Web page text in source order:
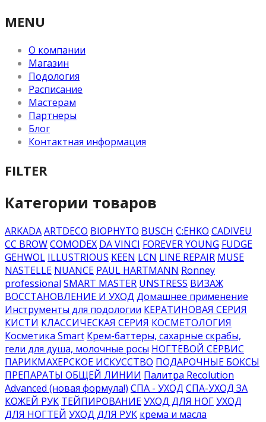
MENU
О компании
Магазин
Подология
Расписание
Мастерам
Партнеры
Блог
Контактная информация
FILTER
Категории товаров
ARKADAARTDECO BIOPHYTO BUSCH C:EHKO CADIVEU
CC BROWCOMODEX DA VINCI FOREVER YOUNG FUDGE
GEHWOL ILLUSTRIOUS KEEN LCN LINE REPAIR MUSE
NASTELLE NUANCE PAUL HARTMANN Ronney
professional SMART MASTER UNSTRESS ВИЗАЖ
ВОССТАНОВЛЕНИЕ И УХОД Домашнее применение
Инструменты для подологии КЕРАТИНОВАЯ СЕРИЯ
КИСТИ КЛАССИЧЕСКАЯ СЕРИЯ КОСМЕТОЛОГИЯ
Косметика Smart Крем-баттеры, сахарные скрабы,
гели для душа, молочные росы НОГТЕВОЙ СЕРВИС
ПАРИКМАХЕРСКОЕ ИСКУССТВО ПОДАРОЧНЫЕ БОКСЫ
ПРЕПАРАТЫ ОБЩЕЙ ЛИНИИ Палитра Recolution
Advanced (новая формула!) СПА - УХОД СПА-УХОД ЗА
КОЖЕЙ РУК ТЕЙПИРОВАНИЕУХОД ДЛЯ НОГУХОД
ДЛЯ НОГТЕЙ УХОД ДЛЯ РУК крема и масла